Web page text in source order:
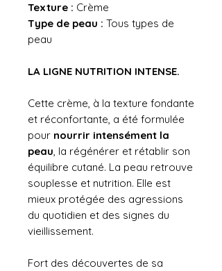
Texture : Crème
Type de peau : Tous types de
peau
LA LIGNE NUTRITION INTENSE.
Cette crème, à la texture fondante
et réconfortante, a été formulée
pour nourrir intensément la
peau, la régénérer et rétablir son
équilibre cutané. La peau retrouve
souplesse et nutrition. Elle est
mieux protégée des agressions
du quotidien et des signes du
vieillissement.
Fort des découvertes de sa